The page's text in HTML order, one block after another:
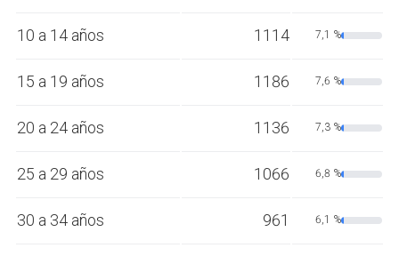
10 a 14 años 1114 7,1 %
15 a 19 años 1186 7,6 %
20 a 24 años 1136 7,3 %
25 a 29 años 1066 6,8 %
30 a 34 años 961 6,1 %